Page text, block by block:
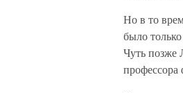
Но в то
было
Чуть позже
профессора